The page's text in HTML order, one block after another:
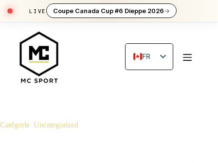
Coupe Canada Cup #6 Dieppe 2026→
Skip
content
FR
EN
Catégorie Uncategorized